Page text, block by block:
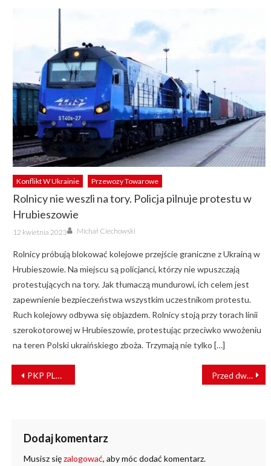
Konflikt W Ukrainie Przewozy Towarowe
Rolnicy nie weszli na tory. Policja pilnuje protestu w
Hrubieszowie
Posted
on
12 kwietnia 2023 Author
Michał Ciechowski
Rolnicy próbują blokować kolejowe przejście graniczne z Ukrainą w
Hrubieszowie. Na miejscu są policjanci, którzy nie wpuszczają
protestujących na tory. Jak tłumaczą mundurowi, ich celem jest
zapewnienie bezpieczeństwa wszystkim uczestnikom protestu.
Ruch kolejowy odbywa się objazdem. Rolnicy stoją przy torach linii
szerokotorowej w Hrubieszowie, protestując przeciwko wwożeniu
na teren Polski ukraińskiego zboża. Trzymają nie tylko […]
NAWIGACJA
WPISU
PKP PLK zwiększają dostęp do kolei na linii Wrocław – Wałbrzych i Jelenia Góra Przed dworcem PKP Oświęcim odsłonięto pamiątkową tablicę
Dodaj komentarz
Musisz sięzalogować, aby móc dodać komentarz.